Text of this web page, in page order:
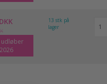
13 stk på
lager